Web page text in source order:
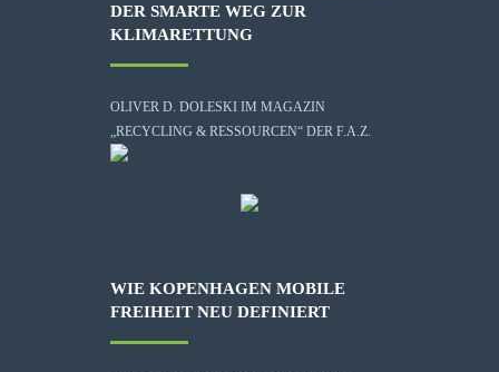
DER SMARTE WEG ZUR
KLIMARETTUNG
OLIVER D. DOLESKI IM MAGAZIN
„RECYCLING & RESSOURCEN“ DER F.A.Z.
WIE KOPENHAGEN MOBILE
FREIHEIT NEU DEFINIERT